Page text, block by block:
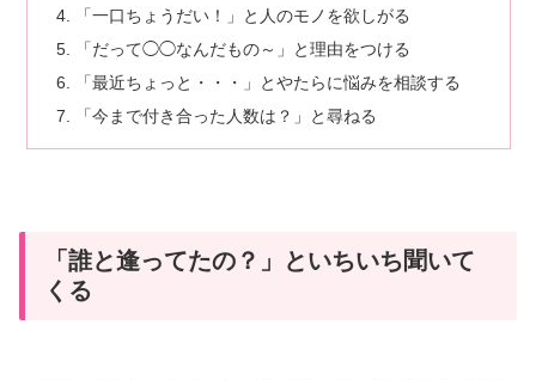
「一口ちょうだい！」と人のモノを欲しがる
「だって◯◯なんだもの～」と理由をつける
「最近ちょっと・・・」とやたらに悩みを相談する
「今まで付き合った人数は？」と尋ねる
「誰と逢ってたの？」といちいち聞いて
くる